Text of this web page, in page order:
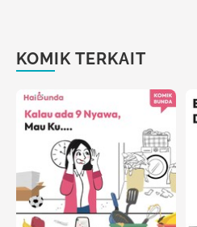
KOMIK TERKAIT